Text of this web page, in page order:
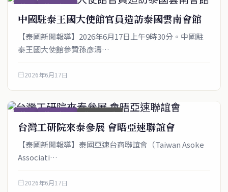
僑社 僑社_新聞
中國駐泰王國大使館官員造訪泰國雲南會館
【泰國新聞報導】2026年6月17日上午9時30分。中國駐
泰王國大使館參贊孫彥濤…
2026年6月17日
僑社 僑社_新聞 首頁_圖文稿
台灣工研院來泰參展 會晤亞速聯誼會
【泰國新聞報導】泰國亞速台商聯誼會（Taiwan Asoke
Associati…
2026年6月17日